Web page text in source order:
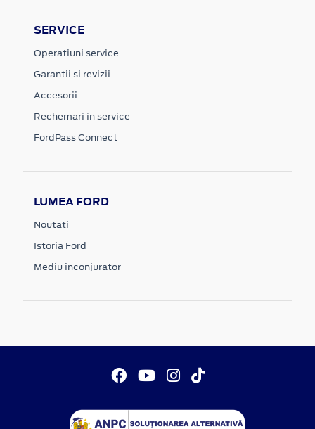
SERVICE
Operatiuni service
Garantii si revizii
Accesorii
Rechemari in service
FordPass Connect
LUMEA FORD
Noutati
Istoria Ford
Mediu inconjurator